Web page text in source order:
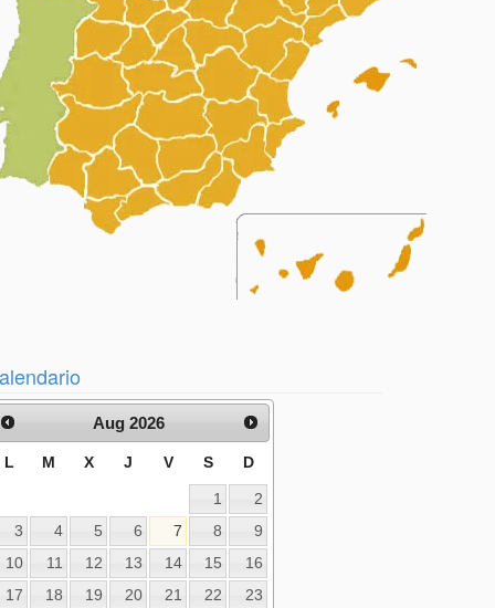
Aug 2026
L M X J V S D
1
2
3
4 5 6 7 8
9
10
11 12 13 14 15
16
17
18 19 20 21 22 23